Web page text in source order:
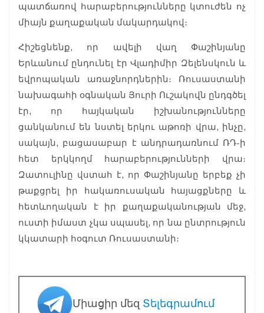
պատճառով հարաբերությունները կտուժեն ոչ
միայն քաղաքական մակարդակով։
Հիշեցնենք, որ ավելի վաղ Փաշինյանը
Երևանում ընդունել էր Վլադիմիր Զելենսկուն և
եվրոպական առաջնորդներին։ Ռուսաստանի
նախագահի օգնական Յուրի Ուշակովն ընդգծել
էր, որ հայկական իշխանությունները
ցանկանում են նստել երկու աթոռի վրա, ինչը,
սակայն, բացասաբար է անդրադառնում ՌԴ-ի
հետ երկկողմ հարաբերությունների վրա։
Զատուլինը վստահ է, որ Փաշինյանը երբեք չի
թաքցրել իր հակառուսական հայացքները և
հետևողական է իր քաղաքականության մեջ,
ուստի իմաստ չկա սպասել, որ նա ընտրություն
կկատարի հօգուտ Ռուսաստանի։
Միացիր մեզ Տելեգրամում